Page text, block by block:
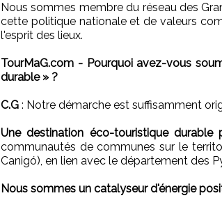
Nous sommes membre du réseau des
cette politique nationale et de valeurs
l'esprit des lieux.
TourMaG.com - Pourquoi avez-vous
durable » ?
C.G : Notre démarche est suffisamment
Une destination éco-touristique durable
communautés de communes sur le
Canigó), en lien avec le département des
Nous sommes un catalyseur d'énergie